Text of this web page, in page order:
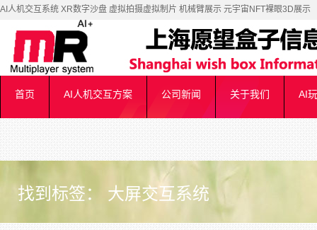
AI人机交互系统 XR数字沙盘 虚拟拍摄虚拟制片 机械臂展示 元宇宙NFT裸眼3D展示
首页 AI人机交互方案 公司新闻 关于我们 AI
找到标签： 大屏交互系统